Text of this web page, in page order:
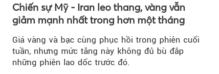
Chiến sự Mỹ - Iran leo thang, vàng vẫn
giảm mạnh nhất trong hơn một tháng
Giá vàng và bạc cùng phục hồi trong phiên cuối
tuần, nhưng mức tăng này không đủ bù đắp
những phiên lao dốc trước đó.